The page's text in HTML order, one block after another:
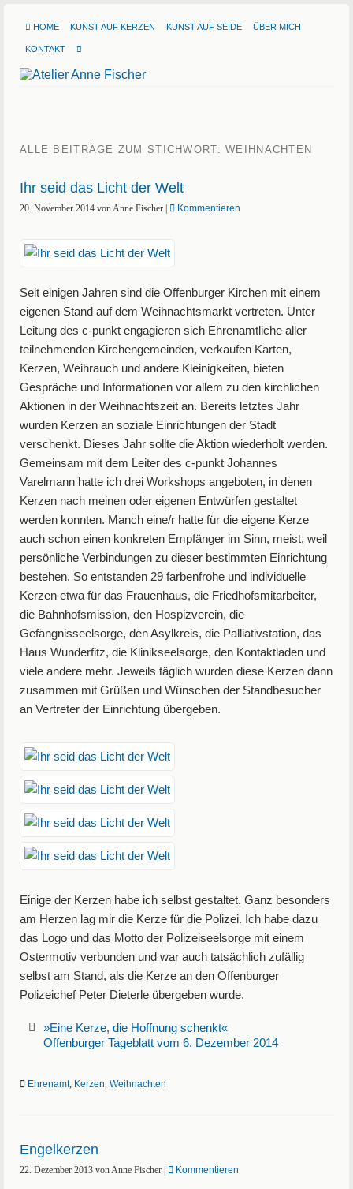
HOME KUNST AUF KERZEN KUNST AUF SEIDE ÜBER MICH
KONTAKT
ALLE BEITRÄGE ZUM STICHWORT:WEIHNACHTEN
Ihr seid das Licht der Welt
20. November 2014 vonAnne Fischer Kommentieren
Seit einigen Jahren sind die Offenburger Kirchen mit einem
eigenen Stand auf dem Weihnachtsmarkt vertreten. Unter
Leitung des c-punkt engagieren sich Ehrenamtliche aller
teilnehmenden Kirchengemeinden, verkaufen Karten,
Kerzen, Weihrauch und andere Kleinigkeiten, bieten
Gespräche und Informationen vor allem zu den kirchlichen
Aktionen in der Weihnachtszeit an. Bereits letztes Jahr
wurden Kerzen an soziale Einrichtungen der Stadt
verschenkt. Dieses Jahr sollte die Aktion wiederholt werden.
Gemeinsam mit dem Leiter des c-punkt Johannes
Varelmann hatte ich drei Workshops angeboten, in denen
Kerzen nach meinen oder eigenen Entwürfen gestaltet
werden konnten. Manch eine/r hatte für die eigene Kerze
auch schon einen konkreten Empfänger im Sinn, meist, weil
persönliche Verbindungen zu dieser bestimmten Einrichtung
bestehen. So entstanden 29 farbenfrohe und individuelle
Kerzen etwa für das Frauenhaus, die Friedhofsmitarbeiter,
die Bahnhofsmission, den Hospizverein, die
Gefängnisseelsorge, den Asylkreis, die Palliativstation, das
Haus Wunderfitz, die Klinikseelsorge, den Kontaktladen und
viele andere mehr. Jeweils täglich wurden diese Kerzen dann
zusammen mit Grüßen und Wünschen der Standbesucher
an Vertreter der Einrichtung übergeben.
Einige der Kerzen habe ich selbst gestaltet. Ganz besonders
am Herzen lag mir die Kerze für die Polizei. Ich habe dazu
das Logo und das Motto der Polizeiseelsorge mit einem
Ostermotiv verbunden und war auch tatsächlich zufällig
selbst am Stand, als die Kerze an den Offenburger
Polizeichef Peter Dieterle übergeben wurde.
»Eine Kerze, die Hoffnung schenkt«
Offenburger Tageblatt vom 6. Dezember 2014
Ehrenamt, Kerzen,Weihnachten
Engelkerzen
22. Dezember 2013 vonAnne Fischer Kommentieren